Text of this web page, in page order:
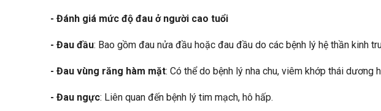
- Đánh giá mức độ đau ở người cao tuổi
- Đau đầu: Bao gồm đau nửa đầu hoặc đau đầu do các bệnh lý hệ thần kinh
- Đau vùng răng hàm mặt: Có thể do bệnh lý nha chu, viêm khớp thái dương
- Đau ngực: Liên quan đến bệnh lý tim mạch, hô hấp.